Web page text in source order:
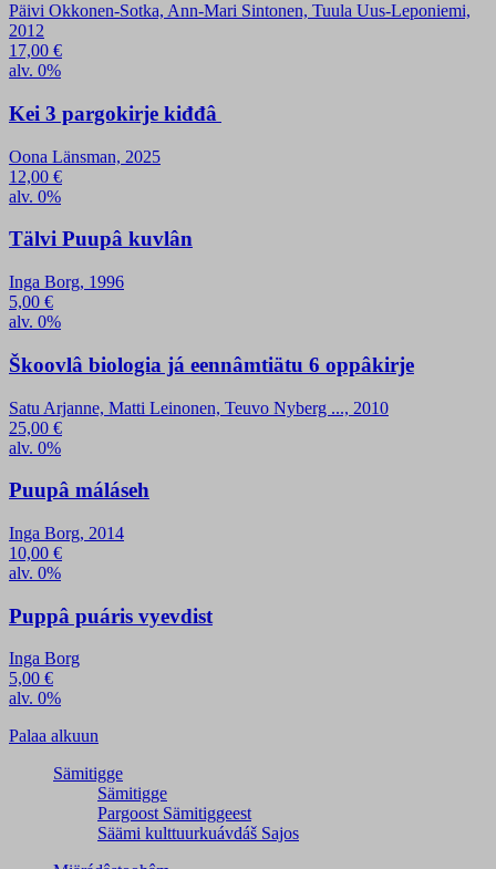
Päivi Okkonen-Sotka, Ann-Mari Sintonen, Tuula Uus-Leponiemi,
2012
17,00 €
alv. 0%
Kei 3 pargokirje kiđđâ
Oona Länsman, 2025
12,00 €
alv. 0%
Tälvi Puupâ kuvlân
Inga Borg, 1996
5,00 €
alv. 0%
Škoovlâ biologia já eennâmtiätu 6 oppâkirje
Satu Arjanne, Matti Leinonen, Teuvo Nyberg ..., 2010
25,00 €
alv. 0%
Puupâ máláseh
Inga Borg, 2014
10,00 €
alv. 0%
Puppâ puáris vyevdist
Inga Borg
5,00 €
alv. 0%
Palaa alkuun
Sämitigge
Sämitigge
Pargoost Sämitiggeest
Säämi kulttuurkuávdáš Sajos